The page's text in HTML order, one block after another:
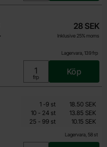
Lagervara, 139 frp
28 SEK
Inklusive 25% moms
Enhet:
frp
Köp
Lagervara, 58 st
Från
7.40 SEK
Inklusive 25% moms
Mängdrabatt
Pris /st
1 -till
9 st
18.50 SEK
10 - till
24 st
13.85 SEK
25 - till
99 st 10.15 SEK